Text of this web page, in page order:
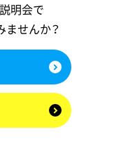
明会で
せんか？